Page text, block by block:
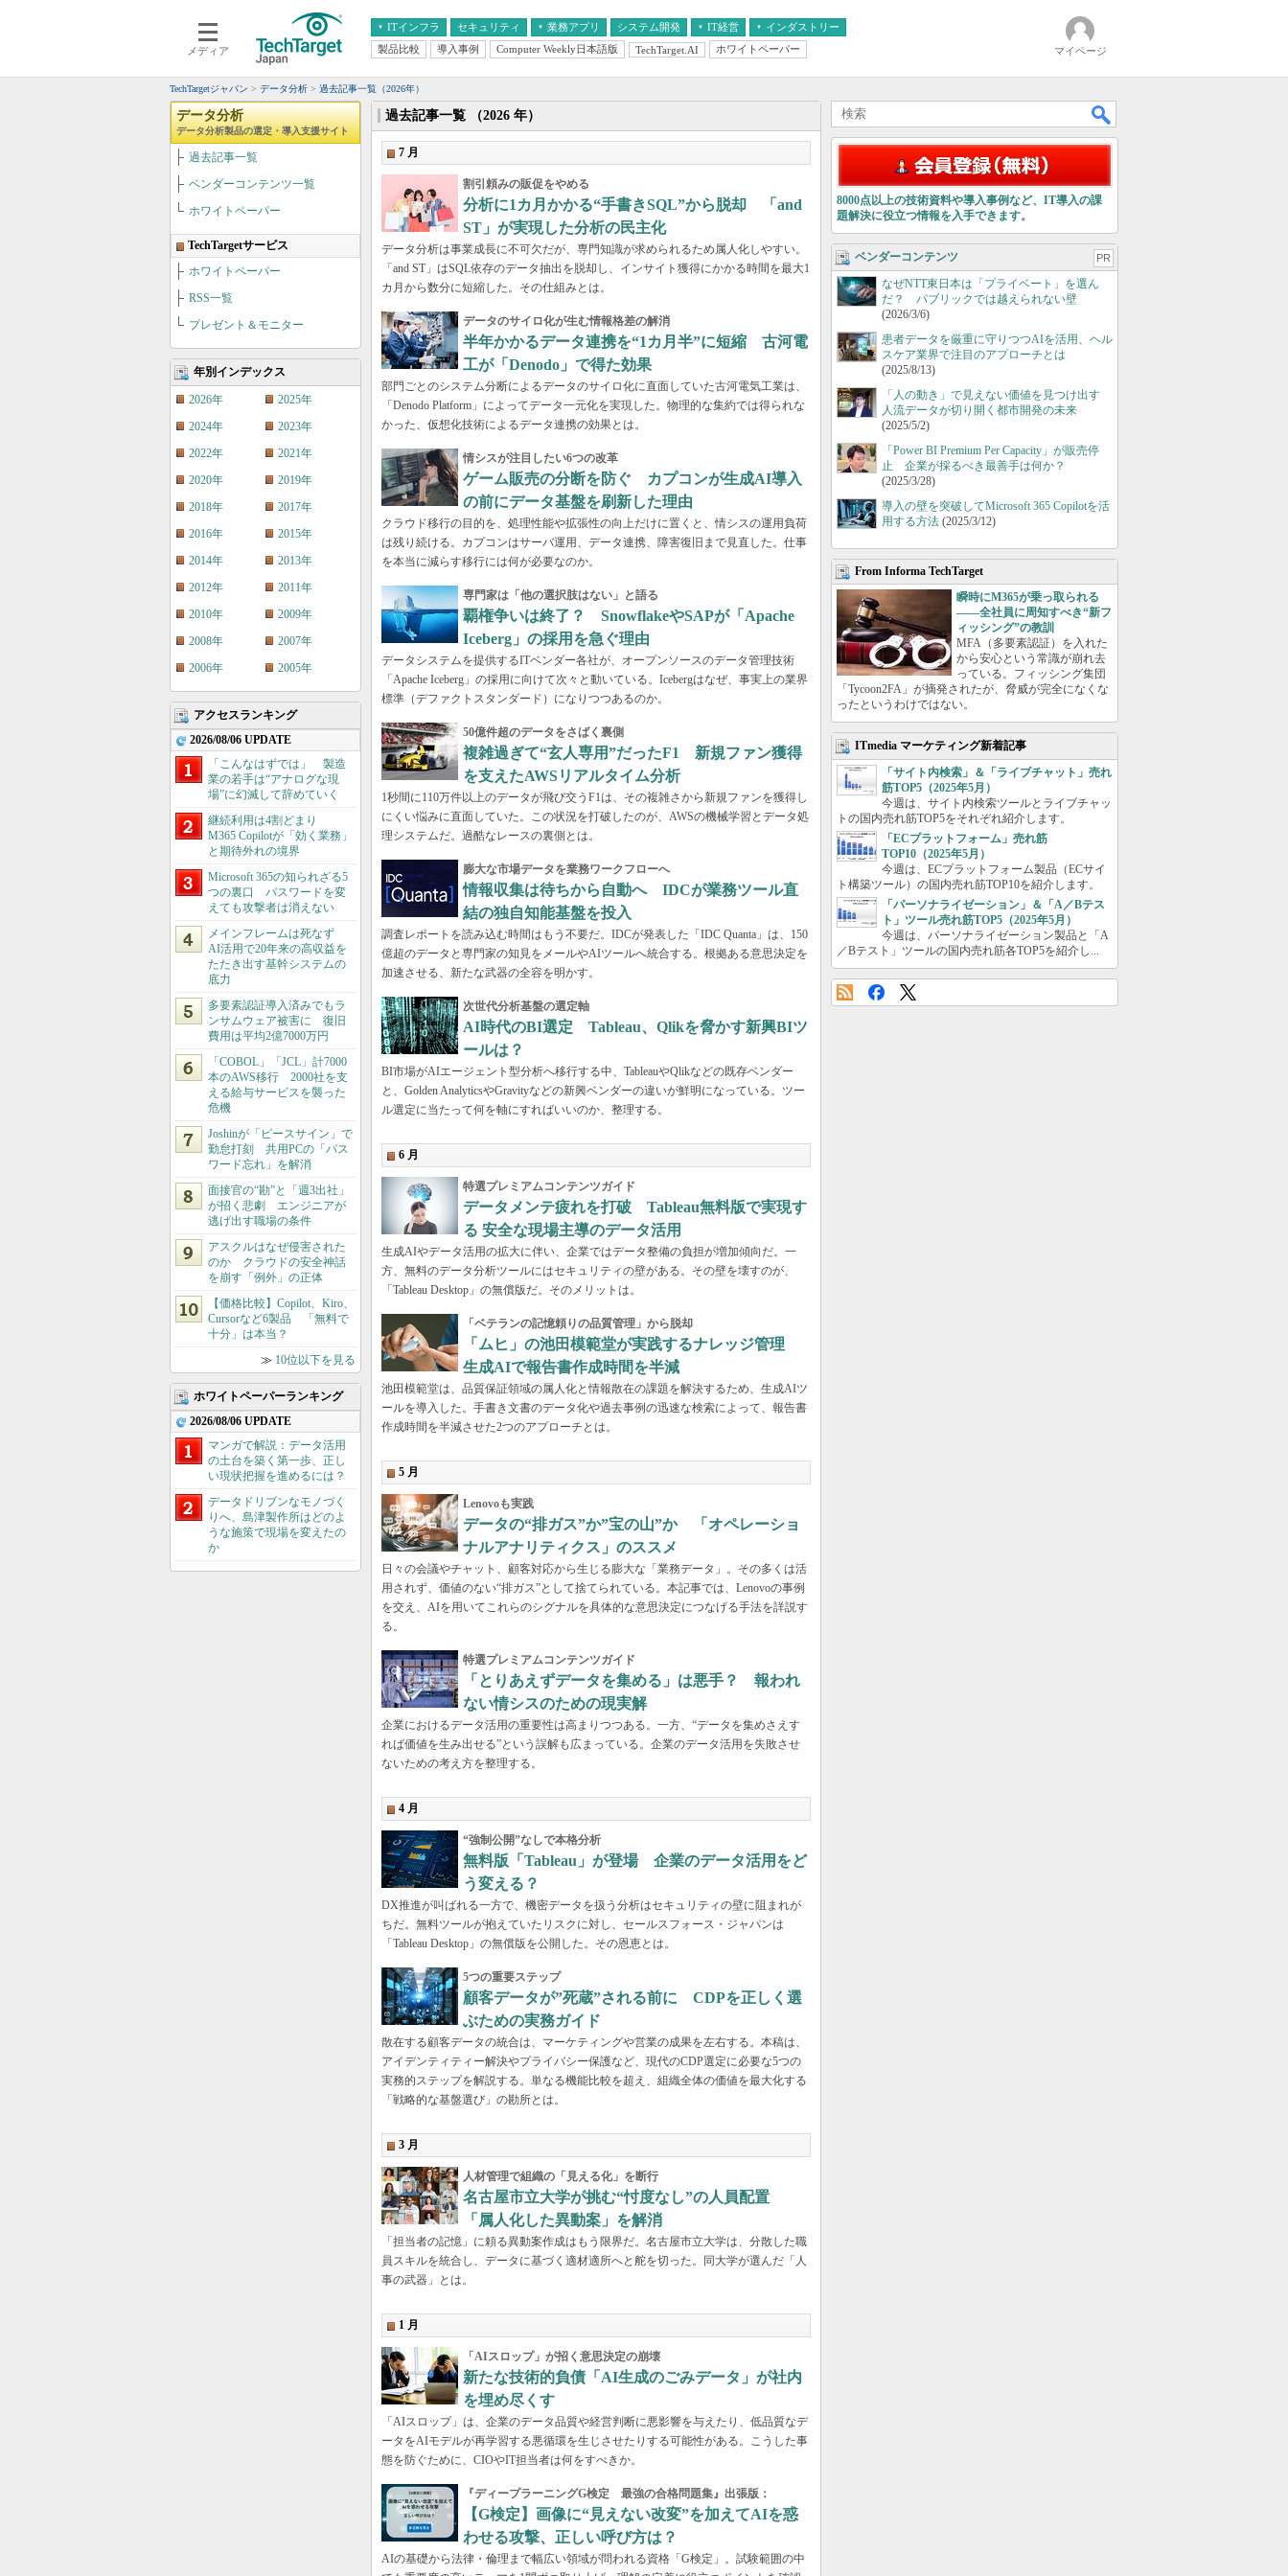
メディア
ITインフラ
クラウド
サーバ＆ストレージ
スマートモバイル
セキュリティ 業務アプリ
エンタープライズAI
ERP
データ分析
CX
情報系システム
システム開発 IT経営
経営とIT
インダストリー
医療IT
製品比較 導入事例 Computer Weekly日本語版 TechTarget.AI ホワイトペーパー マイページ
TechTargetジャパン データ分析 過去記事一覧（2026年）
データ分析
データ分析製品の選定・導入支援サイト
過去記事一覧
ベンダーコンテンツ一覧
ホワイトペーパー
TechTargetサービス
ホワイトペーパー
RSS一覧
プレゼント＆モニター
年別インデックス
2026年
2025年
2024年
2023年
2022年
2021年
2020年
2019年
2018年
2017年
2016年
2015年
2014年
2013年
2012年
2011年
2010年
2009年
2008年
2007年
2006年
2005年
アクセスランキング
2026/08/06 UPDATE
「こんなはずでは」 製造
業の若手は“アナログな現
場”に幻滅して辞めていく
継続利用は4割どまり
M365 Copilotが「効く業務」
と期待外れの境界
Microsoft 365の知られざる5
つの裏口 パスワードを変
えても攻撃者は消えない
メインフレームは死なず
AI活用で20年来の高収益を
たたき出す基幹システムの
底力
多要素認証導入済みでもラ
ンサムウェア被害に 復旧
費用は平均2億7000万円
「COBOL」「JCL」計7000
本のAWS移行 2000社を支
える給与サービスを襲った
危機
Joshinが「ピースサイン」で
勤怠打刻 共用PCの「パス
ワード忘れ」を解消
面接官の“勘”と「週3出社」
が招く悲劇 エンジニアが
逃げ出す職場の条件
アスクルはなぜ侵害された
のか クラウドの安全神話
を崩す「例外」の正体
【価格比較】Copilot、Kiro、
Cursorなど6製品 「無料で
十分」は本当？
≫ 10位以下を見る
ホワイトペーパーランキング
2026/08/06 UPDATE
マンガで解説：データ活用
の土台を築く第一歩、正し
い現状把握を進めるには？
データドリブンなモノづく
りへ、島津製作所はどのよ
うな施策で現場を変えたの
か
過去記事一覧 （2026 年）
7 月
割引頼みの販促をやめる
分析に1カ月かかる“手書きSQL”から脱却 「and
ST」が実現した分析の民主化
データ分析は事業成長に不可欠だが、専門知識が求められるため属人化しやすい。
「and ST」はSQL依存のデータ抽出を脱却し、インサイト獲得にかかる時間を最大1
カ月から数分に短縮した。その仕組みとは。
データのサイロ化が生む情報格差の解消
半年かかるデータ連携を“1カ月半”に短縮 古河電
工が「Denodo」で得た効果
部門ごとのシステム分断によるデータのサイロ化に直面していた古河電気工業は、
「Denodo Platform」によってデータ一元化を実現した。物理的な集約では得られな
かった、仮想化技術によるデータ連携の効果とは。
情シスが注目したい6つの改革
ゲーム販売の分断を防ぐ カプコンが生成AI導入
の前にデータ基盤を刷新した理由
クラウド移行の目的を、処理性能や拡張性の向上だけに置くと、情シスの運用負荷
は残り続ける。カプコンはサーバ運用、データ連携、障害復旧まで見直した。仕事
を本当に減らす移行には何が必要なのか。
専門家は「他の選択肢はない」と語る
覇権争いは終了？ SnowflakeやSAPが「Apache
Iceberg」の採用を急ぐ理由
データシステムを提供するITベンダー各社が、オープンソースのデータ管理技術
「Apache Iceberg」の採用に向けて次々と動いている。Icebergはなぜ、事実上の業界
標準（デファクトスタンダード）になりつつあるのか。
50億件超のデータをさばく裏側
複雑過ぎて“玄人専用”だったF1 新規ファン獲得
を支えたAWSリアルタイム分析
1秒間に110万件以上のデータが飛び交うF1は、その複雑さから新規ファンを獲得し
にくい悩みに直面していた。この状況を打破したのが、AWSの機械学習とデータ処
理システムだ。過酷なレースの裏側とは。
膨大な市場データを業務ワークフローへ
情報収集は待ちから自動へ IDCが業務ツール直
結の独自知能基盤を投入
調査レポートを読み込む時間はもう不要だ。IDCが発表した「IDC Quanta」は、150
億超のデータと専門家の知見をメールやAIツールへ統合する。根拠ある意思決定を
加速させる、新たな武器の全容を明かす。
次世代分析基盤の選定軸
AI時代のBI選定 Tableau、Qlikを脅かす新興BIツ
ールは？
BI市場がAIエージェント型分析へ移行する中、TableauやQlikなどの既存ベンダー
と、Golden AnalyticsやGravityなどの新興ベンダーの違いが鮮明になっている。ツー
ル選定に当たって何を軸にすればいいのか、整理する。
6 月
特選プレミアムコンテンツガイド
データメンテ疲れを打破 Tableau無料版で実現す
る 安全な現場主導のデータ活用
生成AIやデータ活用の拡大に伴い、企業ではデータ整備の負担が増加傾向だ。一
方、無料のデータ分析ツールにはセキュリティの壁がある。その壁を壊すのが、
「Tableau Desktop」の無償版だ。そのメリットは。
「ベテランの記憶頼りの品質管理」から脱却
「ムヒ」の池田模範堂が実践するナレッジ管理
生成AIで報告書作成時間を半減
池田模範堂は、品質保証領域の属人化と情報散在の課題を解決するため、生成AIツ
ールを導入した。手書き文書のデータ化や過去事例の迅速な検索によって、報告書
作成時間を半減させた2つのアプローチとは。
5 月
Lenovoも実践
データの“排ガス”か”宝の山”か 「オペレーショ
ナルアナリティクス」のススメ
日々の会議やチャット、顧客対応から生じる膨大な「業務データ」。その多くは活
用されず、価値のない“排ガス”として捨てられている。本記事では、Lenovoの事例
を交え、AIを用いてこれらのシグナルを具体的な意思決定につなげる手法を詳説す
る。
特選プレミアムコンテンツガイド
「とりあえずデータを集める」は悪手？ 報われ
ない情シスのための現実解
企業におけるデータ活用の重要性は高まりつつある。一方、“データを集めさえす
れば価値を生み出せる”という誤解も広まっている。企業のデータ活用を失敗させ
ないための考え方を整理する。
4 月
“強制公開”なしで本格分析
無料版「Tableau」が登場 企業のデータ活用をど
う変える？
DX推進が叫ばれる一方で、機密データを扱う分析はセキュリティの壁に阻まれが
ちだ。無料ツールが抱えていたリスクに対し、セールスフォース・ジャパンは
「Tableau Desktop」の無償版を公開した。その恩恵とは。
5つの重要ステップ
顧客データが”死蔵”される前に CDPを正しく選
ぶための実務ガイド
散在する顧客データの統合は、マーケティングや営業の成果を左右する。本稿は、
アイデンティティー解決やプライバシー保護など、現代のCDP選定に必要な5つの
実務的ステップを解説する。単なる機能比較を超え、組織全体の価値を最大化する
「戦略的な基盤選び」の勘所とは。
3 月
人材管理で組織の「見える化」を断行
名古屋市立大学が挑む“忖度なし”の人員配置
「属人化した異動案」を解消
「担当者の記憶」に頼る異動案作成はもう限界だ。名古屋市立大学は、分散した職
員スキルを統合し、データに基づく適材適所へと舵を切った。同大学が選んだ「人
事の武器」とは。
1 月
「AIスロップ」が招く意思決定の崩壊
新たな技術的負債「AI生成のごみデータ」が社内
を埋め尽くす
「AIスロップ」は、企業のデータ品質や経営判断に悪影響を与えたり、低品質なデ
ータをAIモデルが再学習する悪循環を生じさせたりする可能性がある。こうした事
態を防ぐために、CIOやIT担当者は何をすべきか。
『ディープラーニングG検定 最強の合格問題集』出張版：
【G検定】画像に“見えない改変”を加えてAIを惑
わせる攻撃、正しい呼び方は？
AIの基礎から法律・倫理まで幅広い領域が問われる資格「G検定」。試験範囲の中
8000点以上の技術資料や導入事例など、IT導入の課
題解決に役立つ情報を入手できます。
ベンダーコンテンツ PR
なぜNTT東日本は「プライベート」を選ん
だ？ パブリックでは越えられない壁
(2026/3/6)
患者データを厳重に守りつつAIを活用、ヘル
スケア業界で注目のアプローチとは
(2025/8/13)
「人の動き」で見えない価値を見つけ出す
人流データが切り開く都市開発の未来
(2025/5/2)
「Power BI Premium Per Capacity」が販売停
止 企業が採るべき最善手は何か？
(2025/3/28)
導入の壁を突破してMicrosoft 365 Copilotを活
用する方法 (2025/3/12)
From Informa TechTarget
瞬時にM365が乗っ取られる
――全社員に周知すべき“新フ
ィッシング”の教訓
MFA（多要素認証）を入れた
から安心という常識が崩れ去
っている。フィッシング集団
「Tycoon2FA」が摘発されたが、脅威が完全になくな
ったというわけではない。
ITmedia マーケティング新着記事
「サイト内検索」＆「ライブチャット」売れ
筋TOP5（2025年5月）
今週は、サイト内検索ツールとライブチャッ
トの国内売れ筋TOP5をそれぞれ紹介します。
「ECプラットフォーム」売れ筋
TOP10（2025年5月）
今週は、ECプラットフォーム製品（ECサイ
ト構築ツール）の国内売れ筋TOP10を紹介します。
「パーソナライゼーション」＆「A／Bテス
ト」ツール売れ筋TOP5（2025年5月）
今週は、パーソナライゼーション製品と「A
／Bテスト」ツールの国内売れ筋各TOP5を紹介し...